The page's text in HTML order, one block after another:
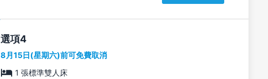
選項
8月15日(星期六)前可免費取消
1 張標準雙人床